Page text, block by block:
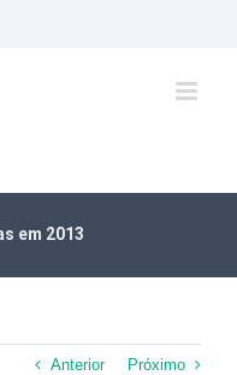
em 2013
Anterior Próximo